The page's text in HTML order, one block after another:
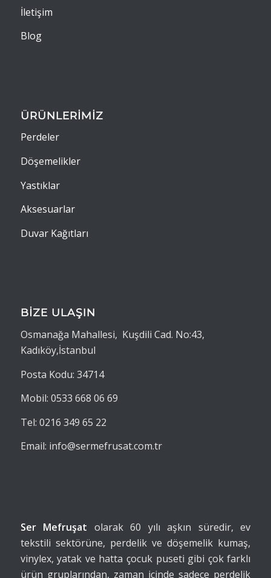
İletişim
Blog
ÜRÜNLERİMİZ
Perdeler
Döşemelikler
Yastıklar
Aksesuarlar
Duvar Kağıtları
BİZE ULAŞIN
Osmanağa Mahallesi, Kuşdili Cad. No:43,
Kadıköy,İstanbul
Posta Kodu: 34714
Mobil: 0533 668 06 69
Tel: 0216 349 65 22
Email: info@sermefrusat.com.tr
Ser Mefruşat olarak 60 yılı aşkın süredir, ev
tekstili sektörüne, perdelik ve döşemelik kumaş,
vinylex, yatak ve hatta çocuk puseti gibi çok farklı
ürün gruplarından, zaman içinde sadece perdelik